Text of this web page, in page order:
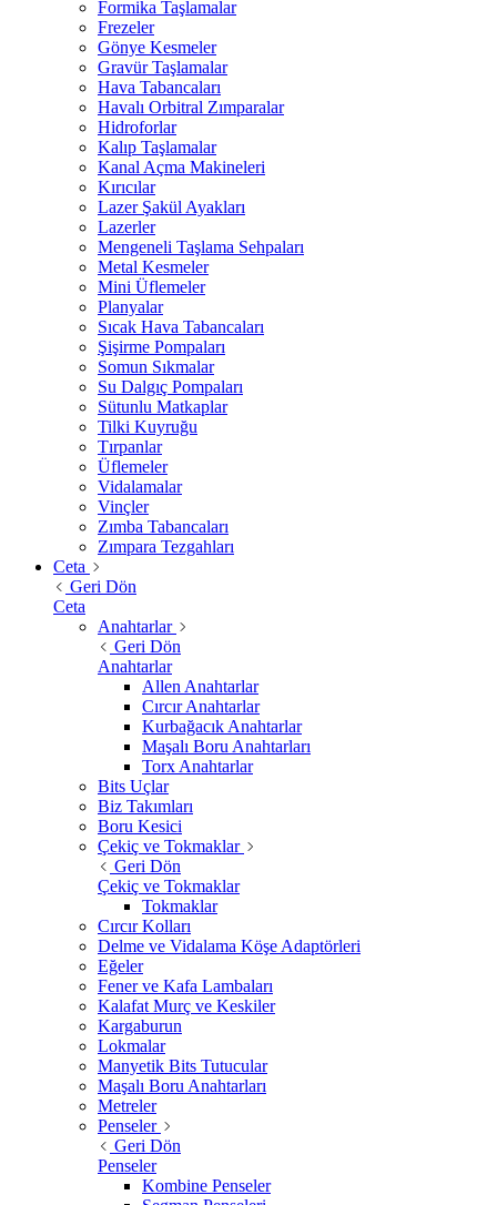
Formika Taşlamalar
Frezeler
Gönye Kesmeler
Gravür Taşlamalar
Hava Tabancaları
Havalı Orbitral Zımparalar
Hidroforlar
Kalıp Taşlamalar
Kanal Açma Makineleri
Kırıcılar
Lazer Şakül Ayakları
Lazerler
Mengeneli Taşlama Sehpaları
Metal Kesmeler
Mini Üflemeler
Planyalar
Sıcak Hava Tabancaları
Şişirme Pompaları
Somun Sıkmalar
Su Dalgıç Pompaları
Sütunlu Matkaplar
Tilki Kuyruğu
Tırpanlar
Üflemeler
Vidalamalar
Vinçler
Zımba Tabancaları
Zımpara Tezgahları
Ceta
Geri Dön
Ceta
Anahtarlar
Geri Dön
Anahtarlar
Allen Anahtarlar
Cırcır Anahtarlar
Kurbağacık Anahtarlar
Maşalı Boru Anahtarları
Torx Anahtarlar
Bits Uçlar
Biz Takımları
Boru Kesici
Çekiç ve Tokmaklar
Geri Dön
Çekiç ve Tokmaklar
Tokmaklar
Cırcır Kolları
Delme ve Vidalama Köşe Adaptörleri
Eğeler
Fener ve Kafa Lambaları
Kalafat Murç ve Keskiler
Kargaburun
Lokmalar
Manyetik Bits Tutucular
Maşalı Boru Anahtarları
Metreler
Penseler
Geri Dön
Penseler
Kombine Penseler